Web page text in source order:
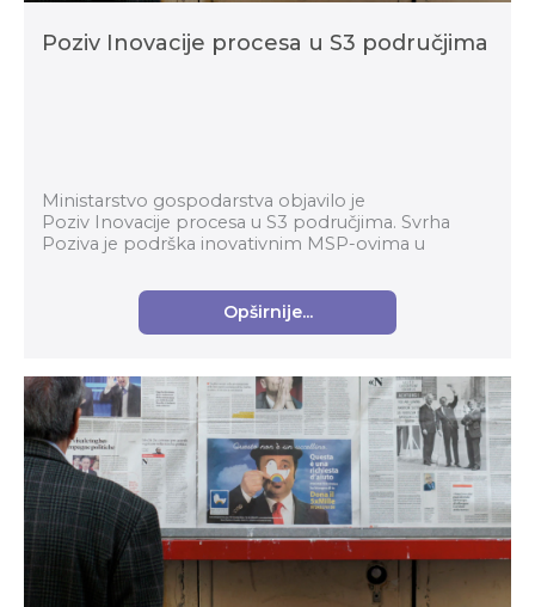
Poziv Inovacije procesa u S3 područjima
Ministarstvo gospodarstva objavilo je
Poziv Inovacije procesa u S3 područjima. Svrha
Poziva je podrška inovativnim MSP-ovima u
inovativnih proizvoda...
Opširnije...